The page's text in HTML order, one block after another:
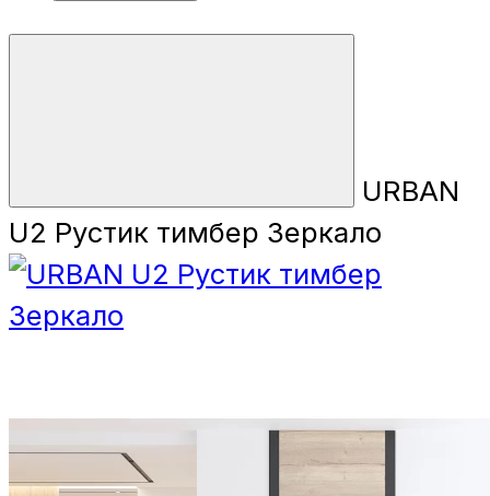
URBAN
U2 Рустик тимбер Зеркало